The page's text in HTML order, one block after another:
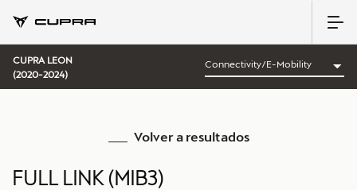
CUPRA LEON
(2020-2024)
Volver a resultados
FULL LINK (MIB3)